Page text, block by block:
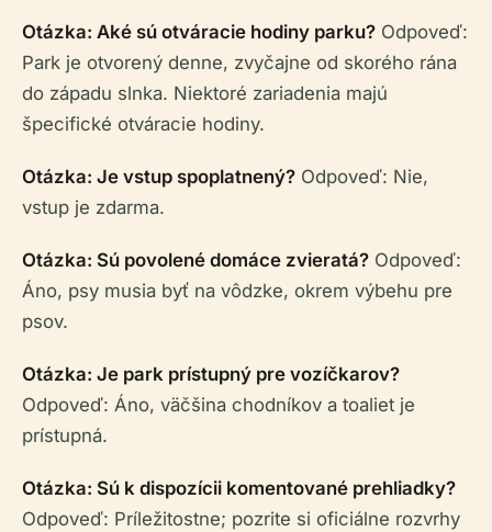
Otázka: Aké sú otváracie hodiny parku? Odpoveď:
Park je otvorený denne, zvyčajne od skorého rána
do západu slnka. Niektoré zariadenia majú
špecifické otváracie hodiny.
Otázka: Je vstup spoplatnený? Odpoveď: Nie,
vstup je zdarma.
Otázka: Sú povolené domáce zvieratá? Odpoveď:
Áno, psy musia byť na vôdzke, okrem výbehu pre
psov.
Otázka: Je park prístupný pre vozíčkarov?
Odpoveď: Áno, väčšina chodníkov a toaliet je
prístupná.
Otázka: Sú k dispozícii komentované prehliadky?
Odpoveď: Príležitostne; pozrite si oficiálne rozvrhy